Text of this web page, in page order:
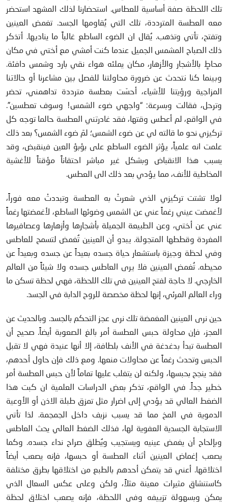
تلك اللحظة صفة أساسية للعطاس. استحضارنا لذلك المشهد استحضر
معه العطسة المترددة، تلك التي يُقاومها الجسد. تغمض العينين
وتفتح، تأتي وتذهب. يُقال ان الضوء الساطع غالباً ما يناديها. أتذكر
ذلك الصباح المشمس الجميل عندما كنت أمشي مع أختي في مكان
محاطٍ بالأشجار والأزهار، مكان يملئه هواء نقي بارد وشمس دافئة.
وبينما كنا نتحدث عن ضرورة محاولتنا للفصل بين مشاعرنا أو حالاتنا
المزاجية ورؤيتنا للأشياء، أحسّت بعطسة مترددة تداهمني، تحضر
وترحل، فقالت وبسرعة: “واجهي ضوء الشمس! وسوف تعطسين”.
في الواقع، لم أعطس وقتها، فقد غادرتني العطسة حالما توجه كل
تركيزي نحو ما قالته لي عن ضوء الشمس؛ لمَ ضوء الشمس؟ بعد ذلك
علمت انه علمياً، يؤثر الضوء الساطع على بؤبؤ العين فينقبض، وقد
يسبب هذا الانقباض وبشكل غير مباشر احتقاناً مؤقتاً للأغشية
المخاطية للأنف، مما يؤدي بعد ذلك الى العطس.
لولا تشتت تركيزي الذي شعرتْ به العطسة وتبددتْ معه فوراً،
لأغمضت عيني رغماً عني عن الشمس وضوئها الساطع، لأغمضتها رغماً
عني عن أختي، وعن الطبيعة الجميلة بأشجارها وأزهارها وعصافيرها
المغردة وقططها المتجولة. يبدو أن العينين تُغمض لتسمح للعاطس
وفي لحظة وجيزة باستشعار حياة جسده بعيداً عن جسده وبعيداً عن
محيطه. تُغمض العينين فلا يرى العاطس جسده ولا شيئاً من العالم
الخارجي. لا حاجة لفتح العينين في تلك اللحظة، فهي لحظة تسكن ما
وراء العالم المرئي، إنها لحظة مخصصة للروح الدابة في الجسد.
حين نرى العينين المغمضة تلك نرى عجز التحكم بالجسد. وبالحديث عن
العجز، فإن محاولة حبس العطسة أمر بالغ الصعوبة أيضاً. صحيح أن
العطسة تبدأ بدغدغة في الأنف بلطافة، إلا أنها عنيدة فهي لا تقبل
الحبس وتحدث رغماً عن محاولات منعها. ومع ذلك فإن حاول أحدهم،
فقد ينجح بحبسها، ولكنه لن يتغلب عليها تماماً لأن حبس العطسة أمر
خطير جداً. في الواقع، تذكر بعض الدراسات العلمية ان كبت هذا
الضغط العالي قد يؤدي إلى اضرار مثل تمزق طبلة الاذن أو الأوعية
الدموية في المخ مما قد يسبب نزيف داخل الجمجمة. لذا تأتي
الاستجابة الجسدية العفوية لها، فذلك الضغط العالي يحث العاطس
وبإلحاح أن يغمض عينيه ويستجيب ويُطلق صراح نداء جسده. وكما
يصعب إغماض العينين أثناء العطسة أو حبسها، فإنه يصعب أيضاً
اختلاقها. أعني قد يتمكن أحدهم بالطبع من اختلاقها بطرق مختلفة
كاستنشاق مثيرات معينة مثلاً، ولكن وعلى عكس السعال الذي
يمكن وبسهولة تزييفه وفي اللحظة، فإنه يصعب اختلاق لحظة